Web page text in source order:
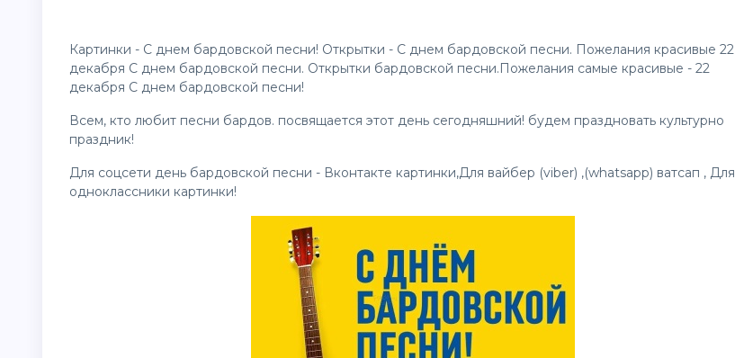
Картинки - С днем бардовской песни! Открытки - С днем бардовской песни. Пожелания красивые 22
декабря С днем бардовской песни. Открытки бардовской песни.Пожелания самые красивые - 22
декабря С днем бардовской песни!
Всем, кто любит песни бардов. посвящается этот день сегодняшний! будем праздновать культурно
праздник!
Для соцсети день бардовской песни - Вконтакте картинки,Для вайбер (viber) ,(whatsapp) ватсап , Для
одноклассники картинки!